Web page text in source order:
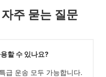
주 묻는 질문
할 수 있나요?
급 운송 모두 가능합니다.